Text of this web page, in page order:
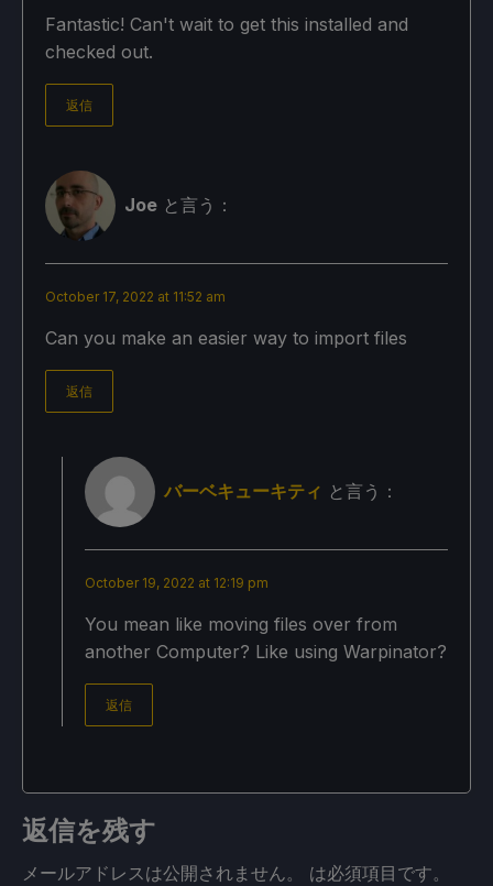
Fantastic! Can't wait to get this installed and
checked out.
返信
Joe と言う：
October 17, 2022 at 11:52 am
Can you make an easier way to import files
返信
バーベキューキティ と言う：
October 19, 2022 at 12:19 pm
You mean like moving files over from
another Computer? Like using Warpinator?
返信
返信を残す
メールアドレスは公開されません。 は必須項目です。